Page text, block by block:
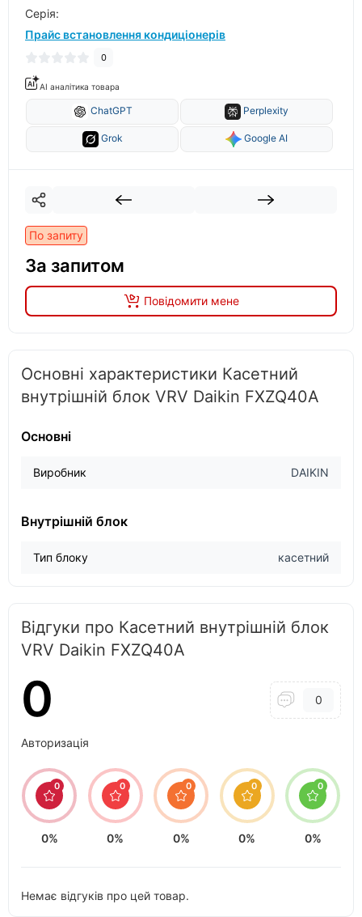
Серiя:
Прайс встановлення кондиціонерів
0
AI аналітика товара
ChatGPT Perplexity
Grok Google AI
По запиту
За запитом
Повідомити мене
Основні характеристики Касетний
внутрішній блок VRV Daikin FXZQ40A
Основні
Виробник DAIKIN
Внутрішній блок
Тип блоку касетний
Відгуки про Касетний внутрішній блок
VRV Daikin FXZQ40A
0 0
Авторизація
0
0%
0
0%
0
0%
0
0%
0
0%
Немає відгуків про цей товар.